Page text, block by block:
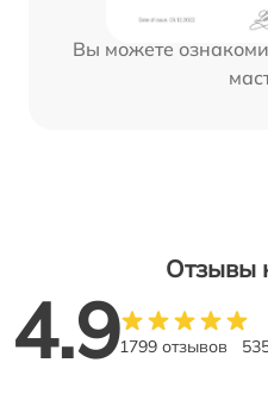
Вы можете
Отзывы
4.91799 отзывов